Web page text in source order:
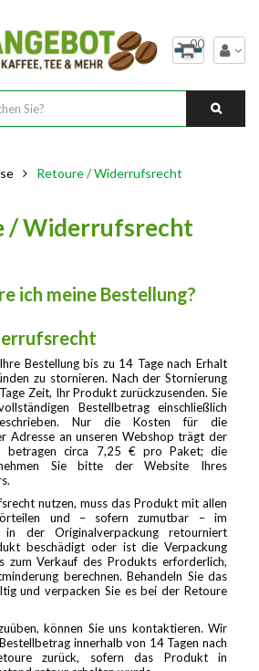
00
Retoure / Widerrufsrecht
/ Widerrufsrecht
ich meine Bestellung?
Bestellung bis zu 14 Tage nach Erhalt
zu stornieren. Nach der Stornierung
Zeit, Ihr Produkt zurückzusenden. Sie
Bestellbetrag einschließlich
Nur die Kosten für die
Adresse an unseren Webshop trägt der
betragen circa 7,25 € pro Paket; die
Sie bitte der Website Ihres
nutzen, muss das Produkt mit allen
und – sofern zumutbar – im
in der Originalverpackung retourniert
beschädigt oder ist die Verpackung
zum Verkauf des Produkts erforderlich,
berechnen. Behandeln Sie das
und verpacken Sie es bei der Retoure
können Sie uns kontaktieren. Wir
innerhalb von 14 Tagen nach
zurück, sofern das Produkt in